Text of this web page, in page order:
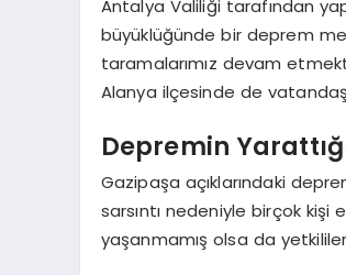
Antalya Valiliği tarafından
büyüklüğünde bir deprem
taramalarımız devam
Alanya ilçesinde de
Depremin
Gazipaşa açıklarındaki
sarsıntı nedeniyle birçok kişi
yaşanmamış olsa da